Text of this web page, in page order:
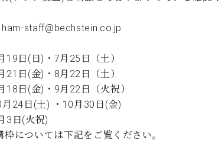
staff@bechstein.co.jp
19日(日)・7月25日（土）
21日(金)・8月22日（土）
18日(金)・9月22日（火祝）
24日(土) ・10月30日(金)
日(火祝)
については下記をご覧ください。